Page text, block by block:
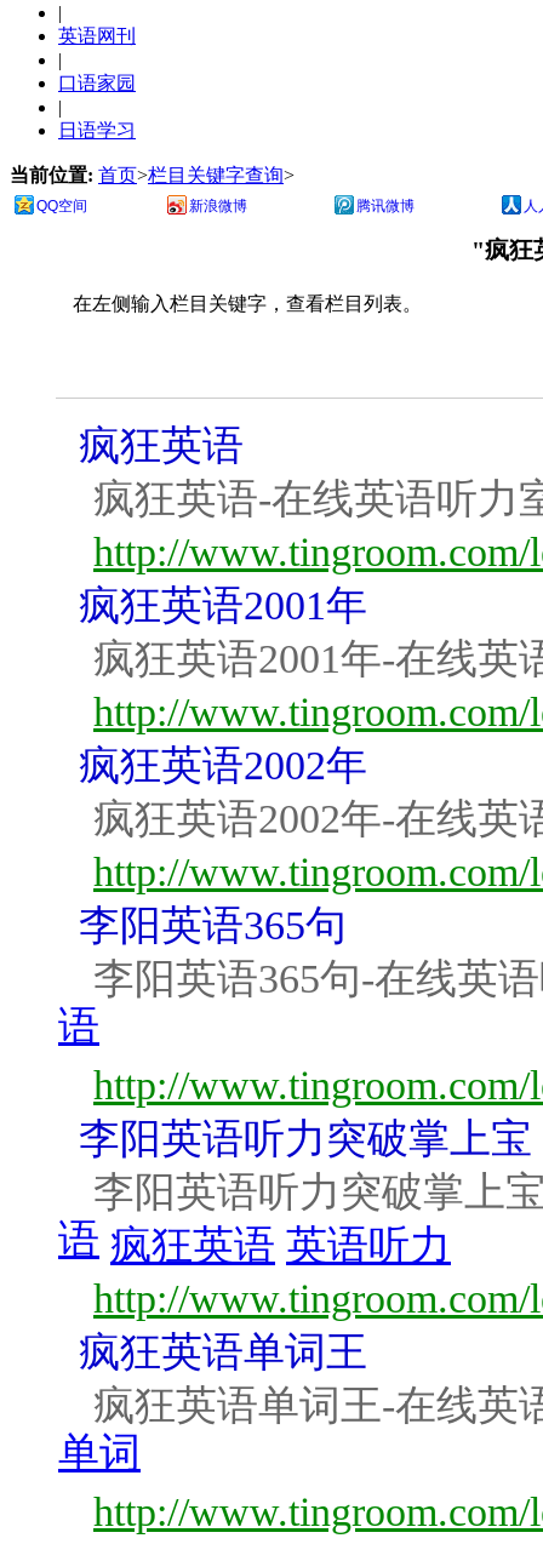
|
英语网刊
|
口语家园
|
日语学习
当前位置: 首页>栏目关键字查询>
QQ空间 新浪微博 腾讯微博 人
"疯狂
在左侧输入栏目关键字，查看栏目列表。
疯狂英语
疯狂英语-在线英语听力
http://www.tingroom.com/
疯狂英语2001年
疯狂英语2001年-在线英
http://www.tingroom.com/
疯狂英语2002年
疯狂英语2002年-在线英
http://www.tingroom.com/
李阳英语365句
李阳英语365句-在线英
语
http://www.tingroom.com/
李阳英语听力突破掌上宝
李阳英语听力突破掌上
语 疯狂英语 英语听力
http://www.tingroom.com/
疯狂英语单词王
疯狂英语单词王-在线英
单词
http://www.tingroom.com/